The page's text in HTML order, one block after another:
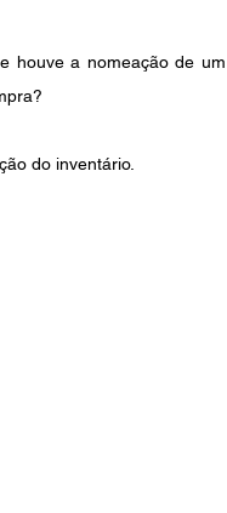
houve a nomeação de um
do inventário.